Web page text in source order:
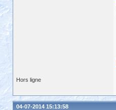
Hors ligne
04-07-2014 15:13:58